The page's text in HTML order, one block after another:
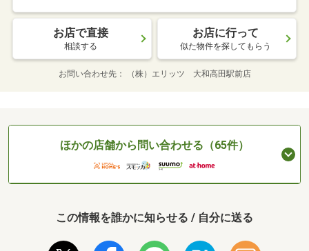
お店で直接
相談する
お店に行って
似た物件を探してもらう
お問い合わせ先 （株）エリッツ 大和高田駅前店
ほかの店舗から問い合わせる（65件）
この情報を誰かに知らせる / 自分に送る